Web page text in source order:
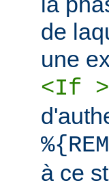
de
une
<If >
à ce